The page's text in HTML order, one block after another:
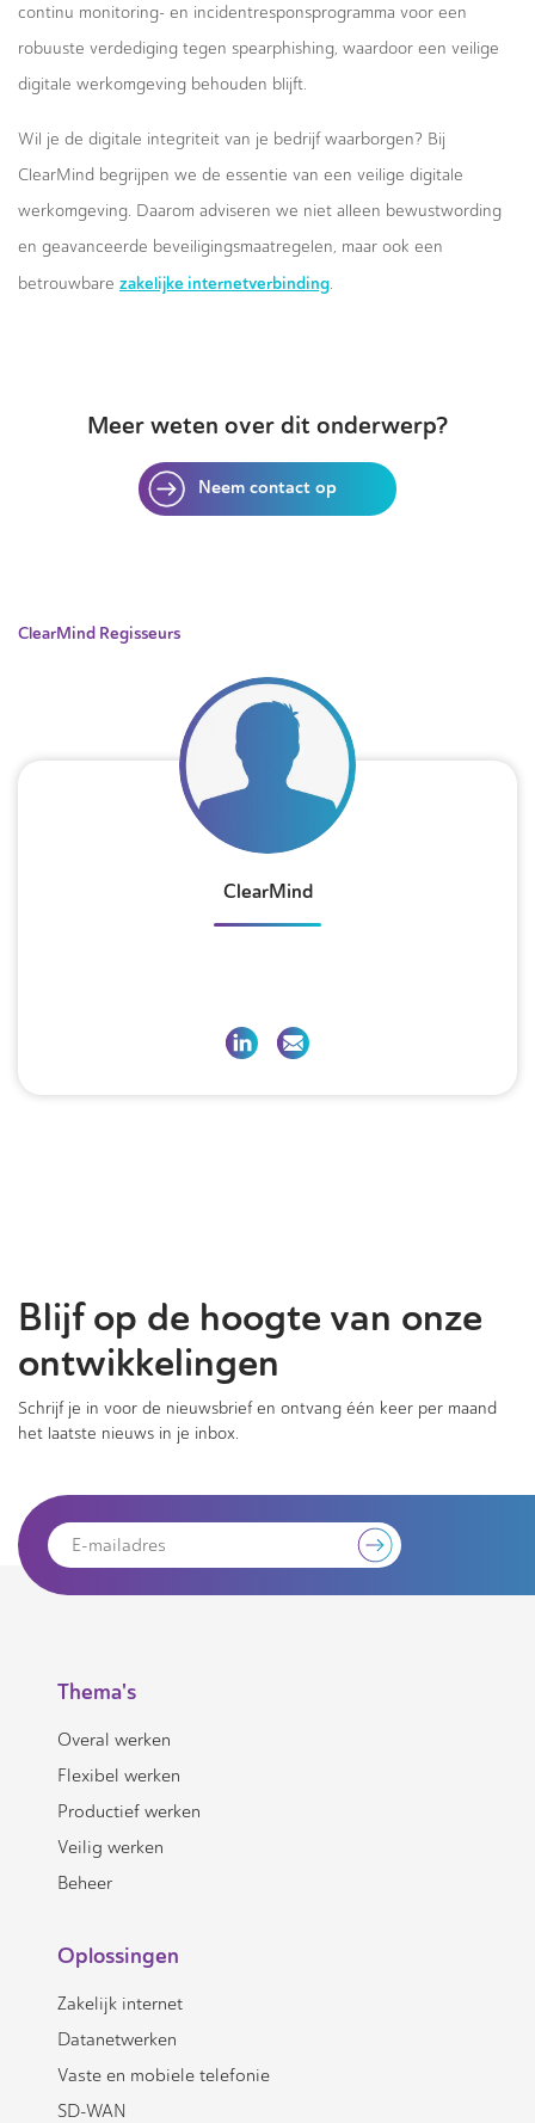
continu monitoring- en incidentresponsprogramma voor een
robuuste verdediging tegen spearphishing, waardoor een veilige
digitale werkomgeving behouden blijft.
Wil je de digitale integriteit van je bedrijf waarborgen? Bij
ClearMind begrijpen we de essentie van een veilige digitale
werkomgeving. Daarom adviseren we niet alleen bewustwording
en geavanceerde beveiligingsmaatregelen, maar ook een
betrouwbare zakelijke internetverbinding.
Meer weten over dit onderwerp?
Neem contact op
ClearMind Regisseurs
ClearMind
Blijf op de hoogte van onze
ontwikkelingen
Schrijf je in voor de nieuwsbrief en ontvang één keer per maand
het laatste nieuws in je inbox.
Thema's
Overal werken
Flexibel werken
Productief werken
Veilig werken
Beheer
Oplossingen
Zakelijk internet
Datanetwerken
Vaste en mobiele telefonie
SD-WAN